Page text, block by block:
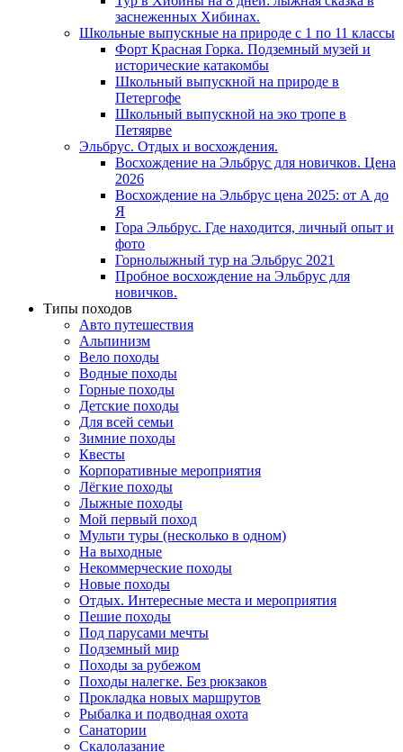
заснеженных Хибинах.
Школьные выпускные на природе с 1 по 11 классы
Форт Красная Горка. Подземный музей и
исторические катакомбы
Школьный выпускной на природе в
Петергофе
Школьный выпускной на эко тропе в
Петяярве
Эльбрус. Отдых и восхождения.
Восхождение на Эльбрус для новичков. Цена
2026
Восхождение на Эльбрус цена 2025: от А до
Я
Гора Эльбрус. Где находится, личный опыт и
фото
Горнолыжный тур на Эльбрус 2021
Пробное восхождение на Эльбрус для
новичков.
Типы походов
Авто путешествия
Альпинизм
Вело походы
Водные походы
Горные походы
Детские походы
Для всей семьи
Зимние походы
Квесты
Корпоративные мероприятия
Лёгкие походы
Лыжные походы
Мой первый поход
Мульти туры (несколько в одном)
На выходные
Некоммерческие походы
Новые походы
Отдых. Интересные места и мероприятия
Пешие походы
Под парусами мечты
Подземный мир
Походы за рубежом
Походы налегке. Без рюкзаков
Прокладка новых маршрутов
Рыбалка и подводная охота
Санатории
Скалолазание